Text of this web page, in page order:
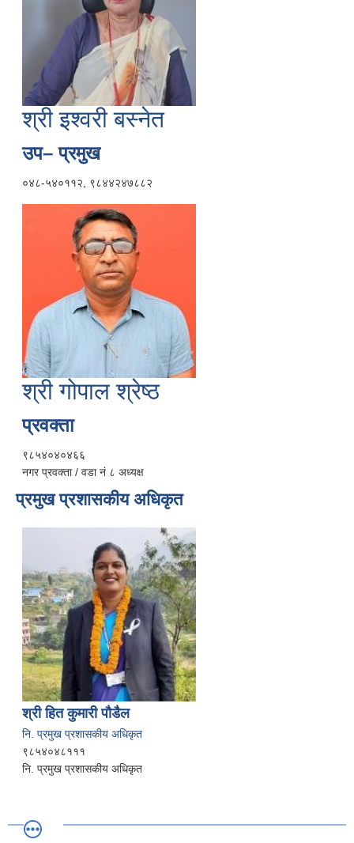
श्री इश्वरी बस्नेत
उप– प्रमुख
०४८-५४०११२, ९८४४२४७८८२
श्री गोपाल श्रेष्ठ
प्रवक्ता
९८५४०४०४६६
नगर प्रवक्ता / वडा नं ८ अध्यक्ष
प्रमुख प्रशासकीय अधिकृत
श्री हित कुमारी पौडैल
नि. प्रमुख प्रशासकीय अधिकृत
९८५४०४८१११
नि. प्रमुख प्रशासकीय अधिकृत